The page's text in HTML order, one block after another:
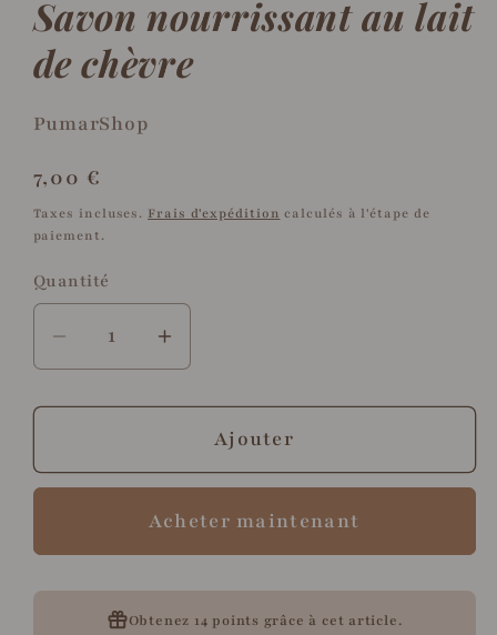
fenêtre
modale
Savon nourrissant au lait
de chèvre
PumarShop
Prix
habituel
7,00 €
Taxes incluses. Frais d'expédition calculés à l'étape de
paiement.
Quantité
Quantité
Réduire
la
quantité
Savon
lait
de
chèvre
Augmenter
la
quantité
Savon
au
lait
de
chèvre
Ajouter
Acheter maintenant
Obtenez 14 points grâce à cet article.